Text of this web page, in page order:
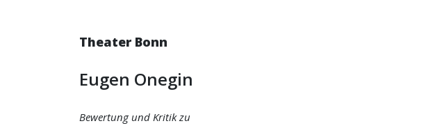
Theater Bonn
Eugen Onegin
Bewertung und Kritik zu